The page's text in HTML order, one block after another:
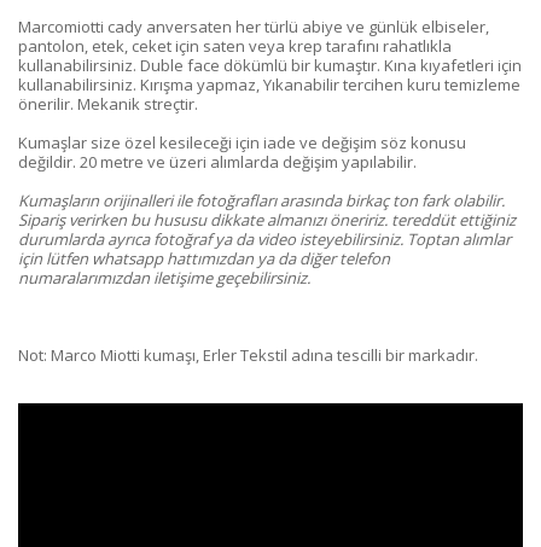
Marcomiotti cady anversaten her türlü abiye ve günlük elbiseler,
pantolon, etek, ceket için saten veya krep tarafını rahatlıkla
kullanabilirsiniz. Duble face dökümlü bir kumaştır. Kına kıyafetleri için
kullanabilirsiniz. Kırışma yapmaz, Yıkanabilir tercihen kuru temizleme
önerilir. Mekanik streçtir.
Kumaşlar size özel kesileceği için iade ve değişim söz konusu
değildir. 20 metre ve üzeri alımlarda değişim yapılabilir.
Kumaşların orijinalleri ile fotoğrafları arasında birkaç ton fark olabilir.
Sipariş verirken bu hususu dikkate almanızı öneririz. tereddüt ettiğiniz
durumlarda ayrıca fotoğraf ya da video isteyebilirsiniz. Toptan alımlar
için lütfen whatsapp hattımızdan ya da diğer telefon
numaralarımızdan iletişime geçebilirsiniz.
Not: Marco Miotti kumaşı, Erler Tekstil adına tescilli bir markadır.